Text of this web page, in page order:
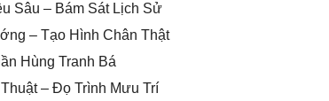
Sâu – Bám Sát Lịch Sử
– Tạo Hình Chân Thật
Hùng Tranh Bá
– Đọ Trình Mưu Trí